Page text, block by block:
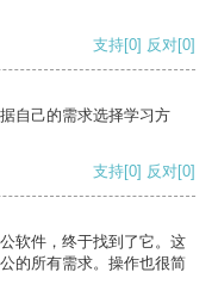
支持[0] 反对[0]
自己的需求选择学习方
支持[0] 反对[0]
软件，终于找到了它。这
的所有需求。操作也很简